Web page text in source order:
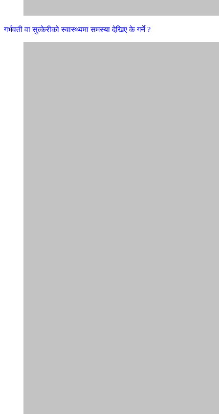
गर्भवती वा सुत्केरीको स्वास्थ्यमा समस्या देखिए के गर्ने ?